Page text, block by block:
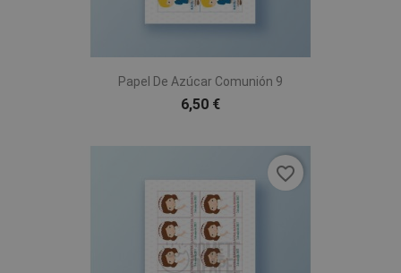
Papel De Azúcar Comunión 9
6,50 €
favorite_border